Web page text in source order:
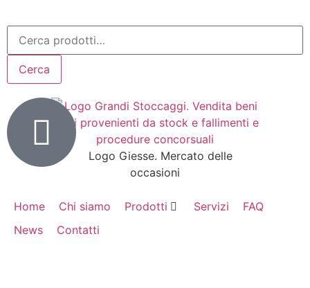
Cerca
Home Chi siamo Prodotti Servizi
FAQ
News
Contatti